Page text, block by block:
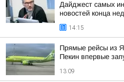
Дайджест самых
новостей конца
14:15
Прямые рейсы из
Пекин впервые
13:09